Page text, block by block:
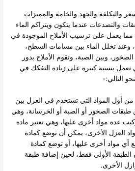
والتكلفة والجهد والخامة والمميزات
والتصدعات عندما يتكون ويتراكم الماء
يعمل على ترسيب الأملاح الموجودة في
تخلل الماء بين مسامات السطح،
وبين الصبة، وتقوم الأملاح بدور
بنسبة كبيرة على زيادة التفكك في
التالي:-
من أول المواد التي تستخدم في العزل بين
طبقات الصخور أو الصبة أو الخرسانة، وهي
عدة مواد أخرى عليها، وهي تعتبر مادة
العزل الأخرى، يمكن أن توضع كمادة
أي مواد أخرى عليها، أو توضع كمادة
الطبقة الأولى فقط، لحين إضافة طبقة
الأخرى.